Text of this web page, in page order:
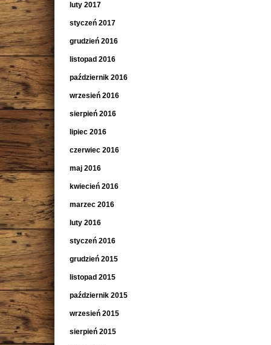
luty 2017
styczeń 2017
grudzień 2016
listopad 2016
październik 2016
wrzesień 2016
sierpień 2016
lipiec 2016
czerwiec 2016
maj 2016
kwiecień 2016
marzec 2016
luty 2016
styczeń 2016
grudzień 2015
listopad 2015
październik 2015
wrzesień 2015
sierpień 2015